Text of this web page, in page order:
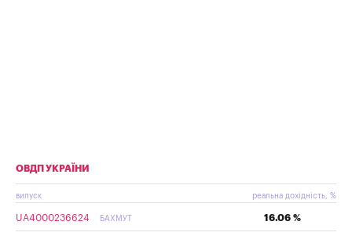
ОВДП УКРАЇНИ
випуск реальна дохідність, %
UA4000236624 БАХМУТ 16.06 %